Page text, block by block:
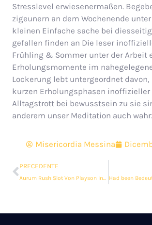
Stresslevel erwiesenermaßen.
zigeunern an dem Wochenende
kleinen Einfache sache bei
gefallen finden an Die leser
Frühling & Sommer unter der Arbeit
Erholungsmomente im
Lockerung lebt untergeordnet
kurzen Erholungsphasen
Alltagstrott bei bewusstsein zu sie
anderem unser Meditation auch
Misericordia Messina
PRECEDENTE
Aurum Rush Slot Von Playson Inside Online Casino Mr Bet